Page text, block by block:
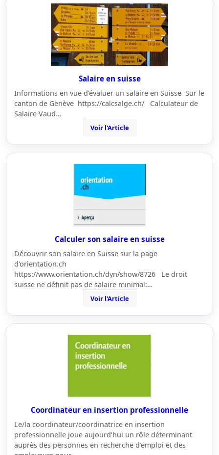
Salaire en suisse
Informations en vue d'évaluer un salaire en Suisse Sur le
canton de Genève https://calcsalge.ch/ Calculateur de
Salaire Vaud…
Voir l'Article
Calculer son salaire en suisse
Découvrir son salaire en Suisse sur la page
d'orientation.ch
https://www.orientation.ch/dyn/show/8726 Le droit
suisse ne définit pas de salaire minimal:…
Voir l'Article
Coordinateur en insertion professionnelle
Le/la coordinateur/coordinatrice en insertion
professionnelle joue aujourd’hui un rôle déterminant
auprès des personnes en recherche d’emploi et des